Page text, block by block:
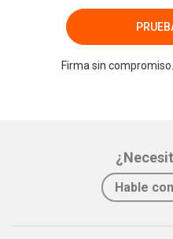
Firma sin
Hable